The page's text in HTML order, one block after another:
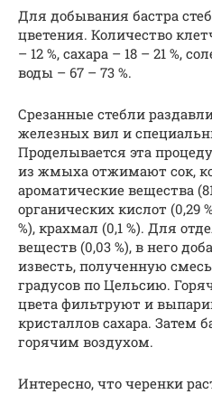
Для добывания бастра
цветения. Количество
– 12 %, сахара – 18 – 21 %,
воды – 67 – 73 %.
Срезанные стебли
железных вил и
Проделывается эта
из жмыха отжимают сок,
ароматические вещества (81
органических кислот (0,29
%), крахмал (0,1 %). Для
веществ (0,03 %), в него
известь, полученную
градусов по Цельсию.
цвета фильтруют и
кристаллов сахара. Затем
горячим воздухом.
Интересно, что черенки